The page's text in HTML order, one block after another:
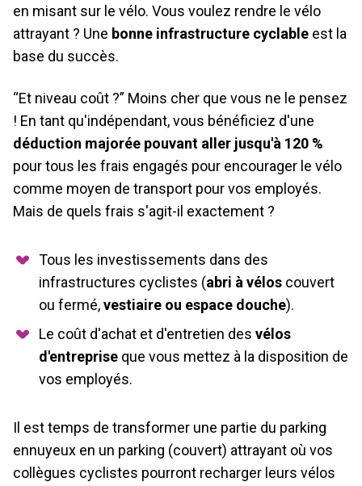
en misant sur le vélo. Vous voulez rendre le vélo
attrayant ? Une bonne infrastructure cyclable est la
base du succès.
“Et niveau coût ?” Moins cher que vous ne le pensez
! En tant qu'indépendant, vous bénéficiez d'une
déduction majorée pouvant aller jusqu'à 120 %
pour tous les frais engagés pour encourager le vélo
comme moyen de transport pour vos employés.
Mais de quels frais s'agit-il exactement ?
Tous les investissements dans des
infrastructures cyclistes (abri à vélos couvert
ou fermé,vestiaire ou espace douche).
Le coût d'achat et d'entretien des vélos
d'entreprise que vous mettez à la disposition de
vos employés.
Il est temps de transformer une partie du parking
ennuyeux en un parking (couvert) attrayant où vos
collègues cyclistes pourront recharger leurs vélos